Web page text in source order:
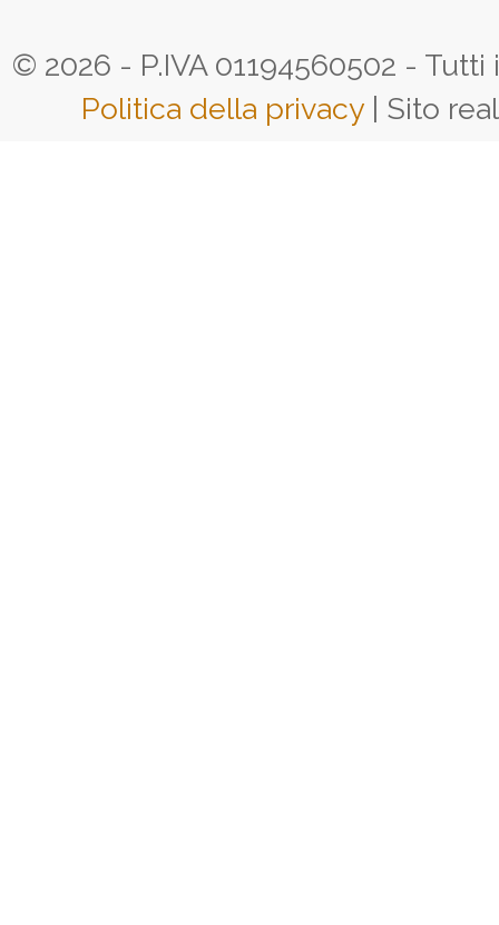
© 2026 - P.IVA 01194560502 -
Politica della privacy | Sito